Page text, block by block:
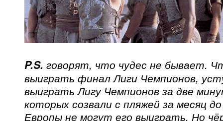
P.S. говорят, что чудес не бывает.
выиграть финал Лиги Чемпионов,
выиграть Лигу Чемпионов за две
которых созвали с пляжей за месяц
Европы не могут его выиграть. Но